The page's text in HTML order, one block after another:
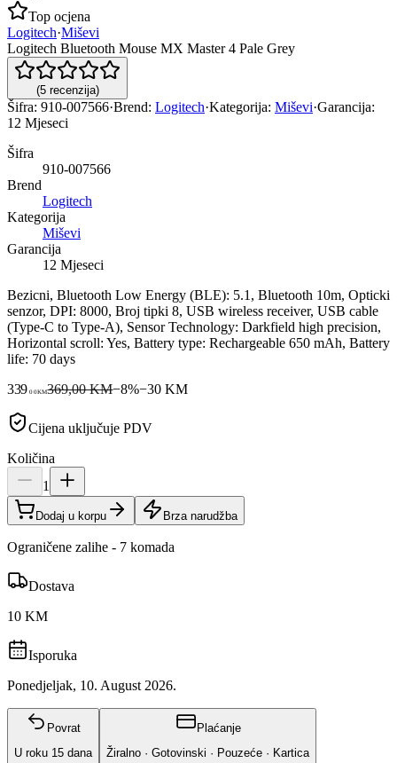
Top ocjena
Logitech·Miševi
Logitech Bluetooth Mouse MX Master 4 Pale Grey
(5 recenzija)
Šifra: 910-007566·Brend: Logitech·Kategorija: Miševi·Garancija:
12 Mjeseci
Šifra
910-007566
Brend
Logitech
Kategorija
Miševi
Garancija
12 Mjeseci
Bezicni, Bluetooth Low Energy (BLE): 5.1, Bluetooth 10m, Opticki
senzor, DPI: 8000, Broj tipki 8, USB wireless receiver, USB cable
(Type-C to Type-A), Sensor Technology: Darkfield high precision,
Horizontal scroll: Yes, Battery type: Rechargeable 650 mAh, Battery
life: 70 days
339 00KM369,00 KM−8%−30 KM
Cijena uključuje PDV
Količina
1
Dodaj u korpu Brza narudžba
Ograničene zalihe - 7 komada
Dostava
10 KM
Isporuka
Ponedjeljak, 10. August 2026.
Povrat
U roku 15 dana
Plaćanje
Žiralno · Gotovinski · Pouzeće · Kartica